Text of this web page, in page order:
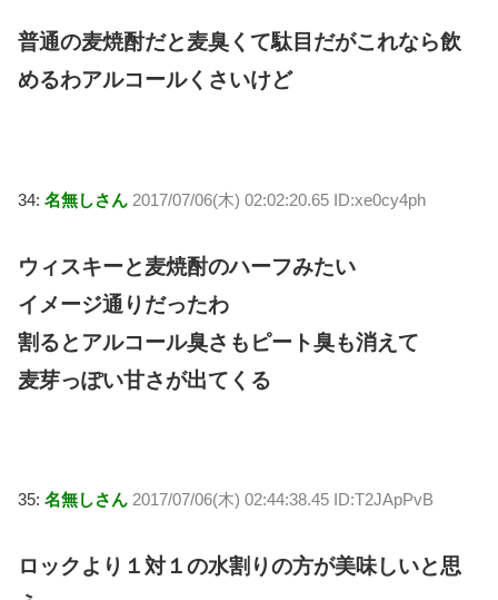
普通の麦焼酎だと麦臭くて駄目だがこれなら飲
めるわアルコールくさいけど
34: 名無しさん 2017/07/06(木) 02:02:20.65 ID:xe0cy4ph
ウィスキーと麦焼酎のハーフみたい
イメージ通りだったわ
割るとアルコール臭さもピート臭も消えて
麦芽っぽい甘さが出てくる
35: 名無しさん 2017/07/06(木) 02:44:38.45 ID:T2JApPvB
ロックより１対１の水割りの方が美味しいと思